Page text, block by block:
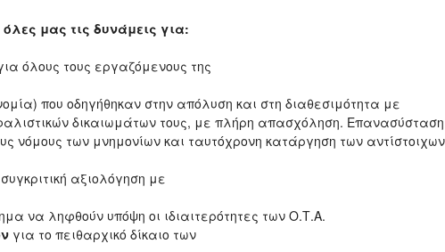
μας τις δυνάμεις για:
όλους τους εργαζόμενους της
που οδηγήθηκαν στην απόλυση και στη διαθεσιμότητα με
δικαιωμάτων τους, με πλήρη απασχόληση. Επανασύσταση
νόμους των μνημονίων και ταυτόχρονη κατάργηση των αντίστοιχων
αξιολόγηση με
να ληφθούν υπόψη οι ιδιαιτερότητες των Ο.Τ.Α.
για το πειθαρχικό δίκαιο των